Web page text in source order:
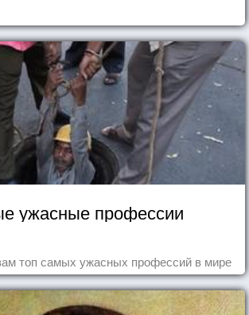
ужасные профессии
топ самых ужасных профессий в мире